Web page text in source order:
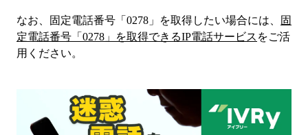
なお、固定電話番号「 0278 」を取得したい場合には、
固
定電話番号「 0278 」を取得できるIP電話サービス をご活
用ください。